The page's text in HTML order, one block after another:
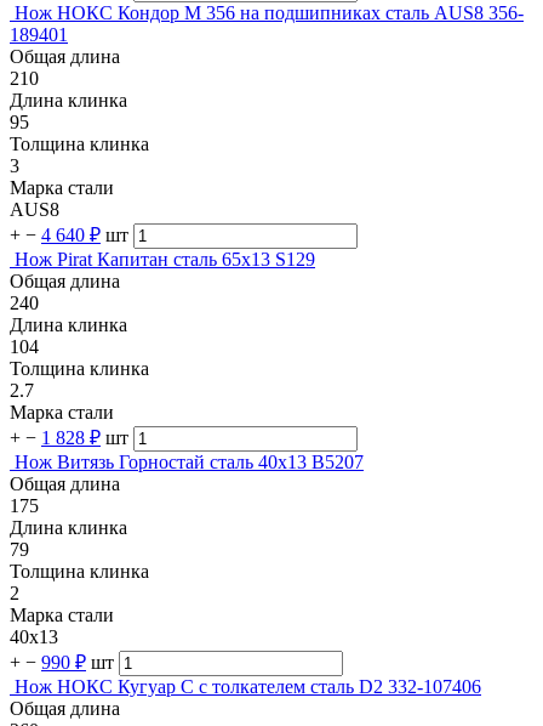
Нож НОКС Кондор М 356 на подшипниках сталь AUS8 356-
189401
Общая длина
210
Длина клинка
95
Толщина клинка
3
Марка стали
AUS8
+ − 4 640 ₽ шт
Нож Pirat Капитан сталь 65х13 S129
Общая длина
240
Длина клинка
104
Толщина клинка
2.7
Марка стали
+ − 1 828 ₽ шт
Нож Витязь Горностай сталь 40х13 B5207
Общая длина
175
Длина клинка
79
Толщина клинка
2
Марка стали
40х13
+ − 990 ₽ шт
Нож НОКС Кугуар С с толкателем сталь D2 332-107406
Общая длина